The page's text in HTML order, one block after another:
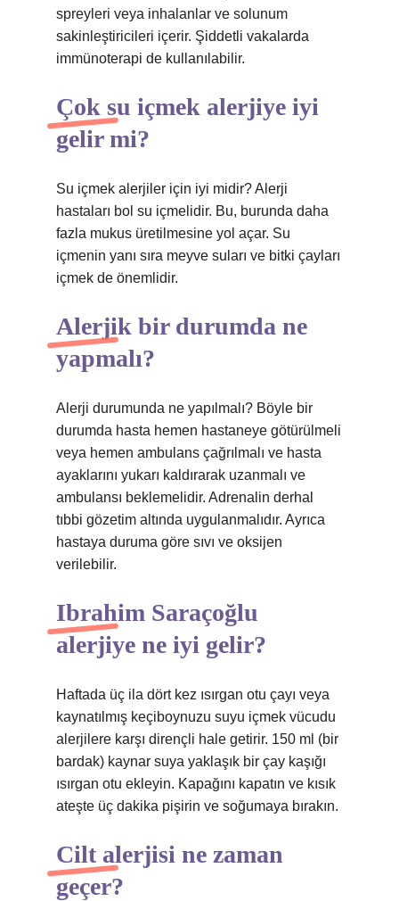
spreyleri veya inhalanlar ve solunum
sakinleştiricileri içerir. Şiddetli vakalarda
immünoterapi de kullanılabilir.
Çok su içmek alerjiye iyi
gelir mi?
Su içmek alerjiler için iyi midir? Alerji
hastaları bol su içmelidir. Bu, burunda daha
fazla mukus üretilmesine yol açar. Su
içmenin yanı sıra meyve suları ve bitki çayları
içmek de önemlidir.
Alerjik bir durumda ne
yapmalı?
Alerji durumunda ne yapılmalı? Böyle bir
durumda hasta hemen hastaneye götürülmeli
veya hemen ambulans çağrılmalı ve hasta
ayaklarını yukarı kaldırarak uzanmalı ve
ambulansı beklemelidir. Adrenalin derhal
tıbbi gözetim altında uygulanmalıdır. Ayrıca
hastaya duruma göre sıvı ve oksijen
verilebilir.
Ibrahim Saraçoğlu
alerjiye ne iyi gelir?
Haftada üç ila dört kez ısırgan otu çayı veya
kaynatılmış keçiboynuzu suyu içmek vücudu
alerjilere karşı dirençli hale getirir. 150 ml (bir
bardak) kaynar suya yaklaşık bir çay kaşığı
ısırgan otu ekleyin. Kapağını kapatın ve kısık
ateşte üç dakika pişirin ve soğumaya bırakın.
Cilt alerjisi ne zaman
geçer?